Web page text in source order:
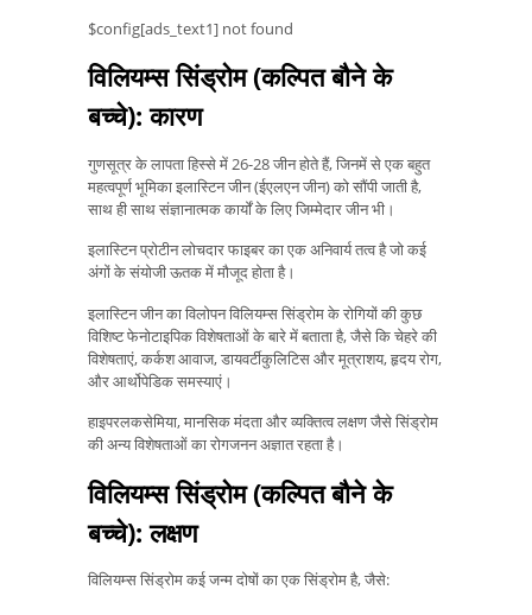
$config[ads_text1] not found
विलियम्स सिंड्रोम (कल्पित बौने के
बच्चे): कारण
गुणसूत्र के लापता हिस्से में 26-28 जीन होते हैं, जिनमें से एक बहुत
महत्वपूर्ण भूमिका इलास्टिन जीन (ईएलएन जीन) को सौंपी जाती है,
साथ ही साथ संज्ञानात्मक कार्यों के लिए जिम्मेदार जीन भी।
इलास्टिन प्रोटीन लोचदार फाइबर का एक अनिवार्य तत्व है जो कई
अंगों के संयोजी ऊतक में मौजूद होता है।
इलास्टिन जीन का विलोपन विलियम्स सिंड्रोम के रोगियों की कुछ
विशिष्ट फेनोटाइपिक विशेषताओं के बारे में बताता है, जैसे कि चेहरे की
विशेषताएं, कर्कश आवाज, डायवर्टीकुलिटिस और मूत्राशय, हृदय रोग,
और आर्थोपेडिक समस्याएं।
हाइपरलकसेमिया, मानसिक मंदता और व्यक्तित्व लक्षण जैसे सिंड्रोम
की अन्य विशेषताओं का रोगजनन अज्ञात रहता है।
विलियम्स सिंड्रोम (कल्पित बौने के
बच्चे): लक्षण
विलियम्स सिंड्रोम कई जन्म दोषों का एक सिंड्रोम है, जैसे: